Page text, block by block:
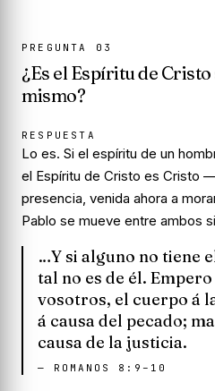
PREGUNTA 03
¿Es el Espíritu de
mismo?
RESPUESTA
Lo es. Si el espíritu de un
el Espíritu de Cristo es Cristo
presencia, venida ahora a
Pablo se mueve entre ambos
…Y si alguno no tiene
tal no es de él.
vosotros, el cuerpo á
á causa del pecado;
causa de la justicia.
— ROMANOS 8:9–10